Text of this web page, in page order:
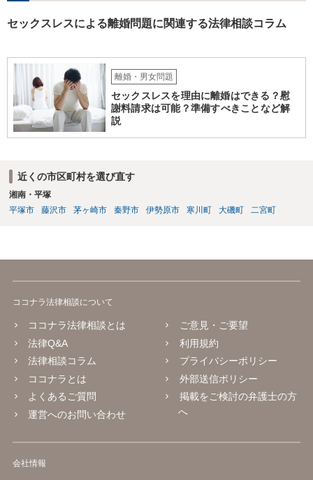
婚調停となった場合の継続的なサポート →離婚事件を扱っている弁護
している弁護士もいますが、そのようなサポート業務のみ対応してい
るかは各弁護士次第によります。
セックスレスによる離婚問題に関連する法律相談コラム
離婚・男女問題
セックスレスを理由に離婚はできる？慰
謝料請求は可能？準備すべきことなど解
説
近くの市区町村を選び直す
湘南・平塚
平塚市
藤沢市 茅ヶ崎市 秦野市 伊勢原市 寒川町 大磯町 二宮町
ココナラ法律相談について
ココナラ法律相談とは
法律Q&A
法律相談コラム
ココナラとは
よくあるご質問
運営へのお問い合わせ
ご意見・ご要望
利用規約
プライバシーポリシー
外部送信ポリシー
掲載をご検討の弁護士の方
へ
会社情報